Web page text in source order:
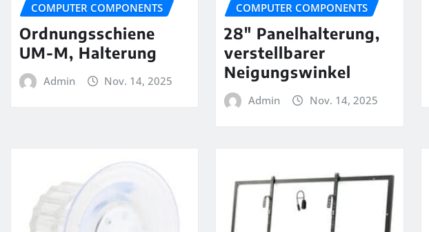
COMPUTER COMPONENTS
Ordnungsschiene
UM-M, Halterung
Admin Nov. 14, 2025
COMPUTER COMPONENTS
28″ Panelhalterung,
verstellbarer
Neigungswinkel
Admin Nov. 14, 2025